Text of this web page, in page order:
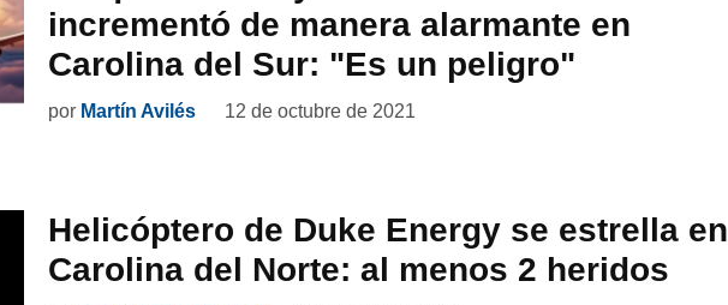
incrementó de manera alarmante en
Carolina del Sur: "Es un peligro"
por Martín Avilés 12 de octubre de 2021
Helicóptero de Duke Energy se estrella en
Carolina del Norte: al menos 2 heridos